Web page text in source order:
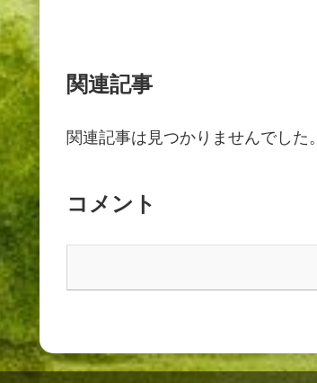
関連記事
関連記事は見つかりませんでした。
コメント